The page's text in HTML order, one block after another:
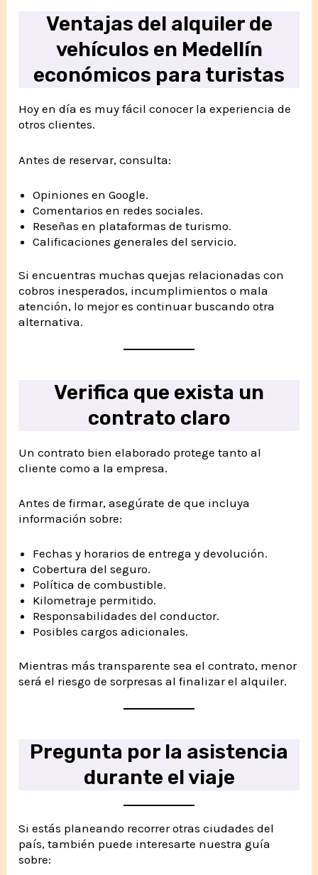
Ventajas del alquiler de
vehículos en Medellín
económicos para turistas
Hoy en día es muy fácil conocer la experiencia de
otros clientes.
Antes de reservar, consulta:
Opiniones en Google.
Comentarios en redes sociales.
Reseñas en plataformas de turismo.
Calificaciones generales del servicio.
Si encuentras muchas quejas relacionadas con
cobros inesperados, incumplimientos o mala
atención, lo mejor es continuar buscando otra
alternativa.
Verifica que exista un
contrato claro
Un contrato bien elaborado protege tanto al
cliente como a la empresa.
Antes de firmar, asegúrate de que incluya
información sobre:
Fechas y horarios de entrega y devolución.
Cobertura del seguro.
Política de combustible.
Kilometraje permitido.
Responsabilidades del conductor.
Posibles cargos adicionales.
Mientras más transparente sea el contrato, menor
será el riesgo de sorpresas al finalizar el alquiler.
Pregunta por la asistencia
durante el viaje
Si estás planeando recorrer otras ciudades del
país, también puede interesarte nuestra guía
sobre: